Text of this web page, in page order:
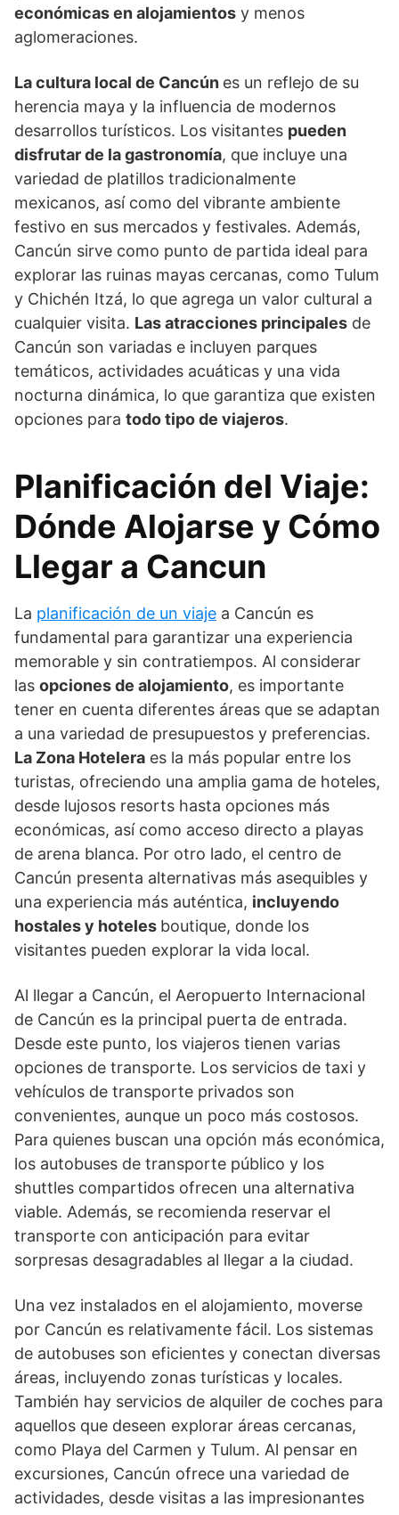
económicas en alojamientos y menos
aglomeraciones.
La cultura local de Cancún es un reflejo de su
herencia maya y la influencia de modernos
desarrollos turísticos. Los visitantes pueden
disfrutar de la gastronomía, que incluye una
variedad de platillos tradicionalmente
mexicanos, así como del vibrante ambiente
festivo en sus mercados y festivales. Además,
Cancún sirve como punto de partida ideal para
explorar las ruinas mayas cercanas, como Tulum
y Chichén Itzá, lo que agrega un valor cultural a
cualquier visita. Las atracciones principales de
Cancún son variadas e incluyen parques
temáticos, actividades acuáticas y una vida
nocturna dinámica, lo que garantiza que existen
opciones para todo tipo de viajeros.
Planificación del Viaje:
Dónde Alojarse y Cómo
Llegar a Cancun
La planificación de un viaje a Cancún es
fundamental para garantizar una experiencia
memorable y sin contratiempos. Al considerar
las opciones de alojamiento, es importante
tener en cuenta diferentes áreas que se adaptan
a una variedad de presupuestos y preferencias.
La Zona Hotelera es la más popular entre los
turistas, ofreciendo una amplia gama de hoteles,
desde lujosos resorts hasta opciones más
económicas, así como acceso directo a playas
de arena blanca. Por otro lado, el centro de
Cancún presenta alternativas más asequibles y
una experiencia más auténtica, incluyendo
hostales y hoteles boutique, donde los
visitantes pueden explorar la vida local.
Al llegar a Cancún, el Aeropuerto Internacional
de Cancún es la principal puerta de entrada.
Desde este punto, los viajeros tienen varias
opciones de transporte. Los servicios de taxi y
vehículos de transporte privados son
convenientes, aunque un poco más costosos.
Para quienes buscan una opción más económica,
los autobuses de transporte público y los
shuttles compartidos ofrecen una alternativa
viable. Además, se recomienda reservar el
transporte con anticipación para evitar
sorpresas desagradables al llegar a la ciudad.
Una vez instalados en el alojamiento, moverse
por Cancún es relativamente fácil. Los sistemas
de autobuses son eficientes y conectan diversas
áreas, incluyendo zonas turísticas y locales.
También hay servicios de alquiler de coches para
aquellos que deseen explorar áreas cercanas,
como Playa del Carmen y Tulum. Al pensar en
excursiones, Cancún ofrece una variedad de
actividades, desde visitas a las impresionantes